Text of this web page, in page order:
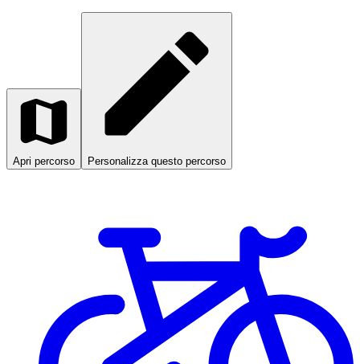
Apri percorso Personalizza questo percorso